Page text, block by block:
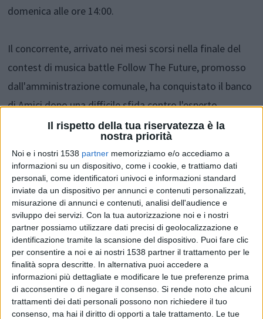
Il rispetto della tua riservatezza è la
nostra priorità
Noi e i nostri 1538 partner memorizziamo e/o accediamo a
informazioni su un dispositivo, come i cookie, e trattiamo dati
personali, come identificatori univoci e informazioni standard
inviate da un dispositivo per annunci e contenuti personalizzati,
misurazione di annunci e contenuti, analisi dell'audience e
sviluppo dei servizi. Con la tua autorizzazione noi e i nostri
partner possiamo utilizzare dati precisi di geolocalizzazione e
identificazione tramite la scansione del dispositivo. Puoi fare clic
per consentire a noi e ai nostri 1538 partner il trattamento per le
finalità sopra descritte. In alternativa puoi accedere a
informazioni più dettagliate e modificare le tue preferenze prima
di acconsentire o di negare il consenso. Si rende noto che alcuni
trattamenti dei dati personali possono non richiedere il tuo
consenso, ma hai il diritto di opporti a tale trattamento. Le tue
domenica alle ore 14:00.
Il concorrente, arrivato nei mesi scorsi nella finale del
contest di musica battle Follow The Future, promosso
dall'amministrazione comunale, ha conquistato il banco
di Amici dopo una difficile sfida contro l'esperto
concorrente Tommaso, eliminato dopo tre mesi di gara.
In particolare, Anna Pettinelli, è rimasta molto colpita
dal talento del ragazzo di Montesilvano, che ha deciso
di prenderlo nella sua squadra. Francesco frequenta il
Liceo Musicale di Pescara, suona il pianoforte da 10 e al
liceo ha iniziato a studiare canto corale, violoncello e
corno francese. Oltre alla scuola ha la passione per il
freestyle e ha partecipato e vinto diversi contest in
Italia, battendo avversari conosciuti. Al contest di
musica battle, che si è concluso lo scorso giugno, ha
presentato il brano scritto da lui, "Pescara d'inverno", in